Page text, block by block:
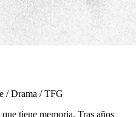
/ Drama / TFG
tiene memoria. Tras años